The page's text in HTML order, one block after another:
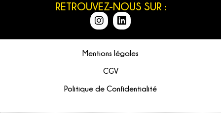
RETROUVEZ-NOUS SUR :
Mentions légales
CGV
Politique de Confidentialité